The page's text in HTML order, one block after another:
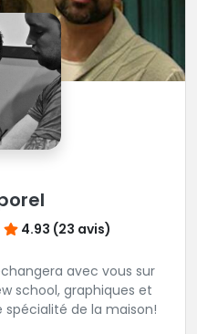
4.93 (23 avis)
avec vous sur
school, graphiques et
spécialité de la maison!